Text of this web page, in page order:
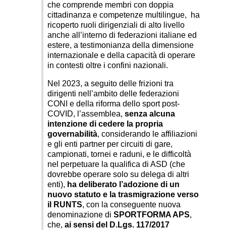
che comprende membri con doppia
cittadinanza e competenze multilingue, ha
ricoperto ruoli dirigenziali di alto livello
anche all’interno di federazioni italiane ed
estere, a testimonianza della dimensione
internazionale e della capacità di operare
in contesti oltre i confini nazionali.
Nel 2023, a seguito delle frizioni tra
dirigenti nell’ambito delle federazioni
CONI e della riforma dello sport post-
COVID, l’assemblea, senza alcuna
intenzione di cedere la propria
governabilità, considerando le affiliazioni
e gli enti partner per circuiti di gare,
campionati, tornei e raduni, e le difficoltà
nel perpetuare la qualifica di ASD (che
dovrebbe operare solo su delega di altri
enti), ha deliberato l’adozione di un
nuovo statuto e la trasmigrazione verso
il RUNTS, con la conseguente nuova
denominazione di SPORTFORMA APS,
che, ai sensi del D.Lgs. 117/2017